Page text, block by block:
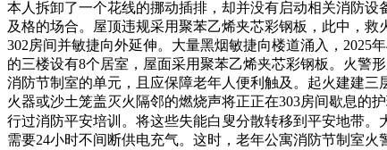
本人拆卸了一个花线的挪动插排，却并没有启动相关消防
及格的场合。屋顶违规采用聚苯乙烯夹芯彩钢板，此中，
302房间并敏捷向外延伸。大量黑烟敏捷向楼道涌入，2025
的三楼设有8个居室，屋面采用聚苯乙烯夹芯彩钢板。火警
消防节制室的单元，且应保障老年人便利触及。起火建建
火器或沙土笼盖灭火隔邻的燃烧声将正正在303房间歇息的
行过消防平安培训。将这些失能白叟分散转移到平安地带。
需要24小时不间断供电充气。这时，老年公寓消防节制室